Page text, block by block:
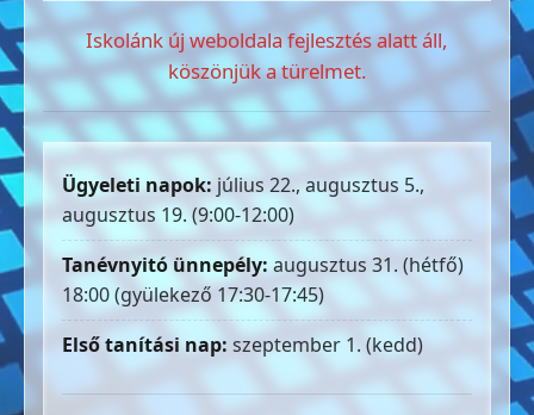
Iskolánk új weboldala fejlesztés alatt áll,
köszönjük a türelmet.
Ügyeleti napok: július 22., augusztus 5.,
augusztus 19. (9:00-12:00)
Tanévnyitó ünnepély: augusztus 31. (hétfő)
18:00 (gyülekező 17:30-17:45)
Első tanítási nap: szeptember 1. (kedd)